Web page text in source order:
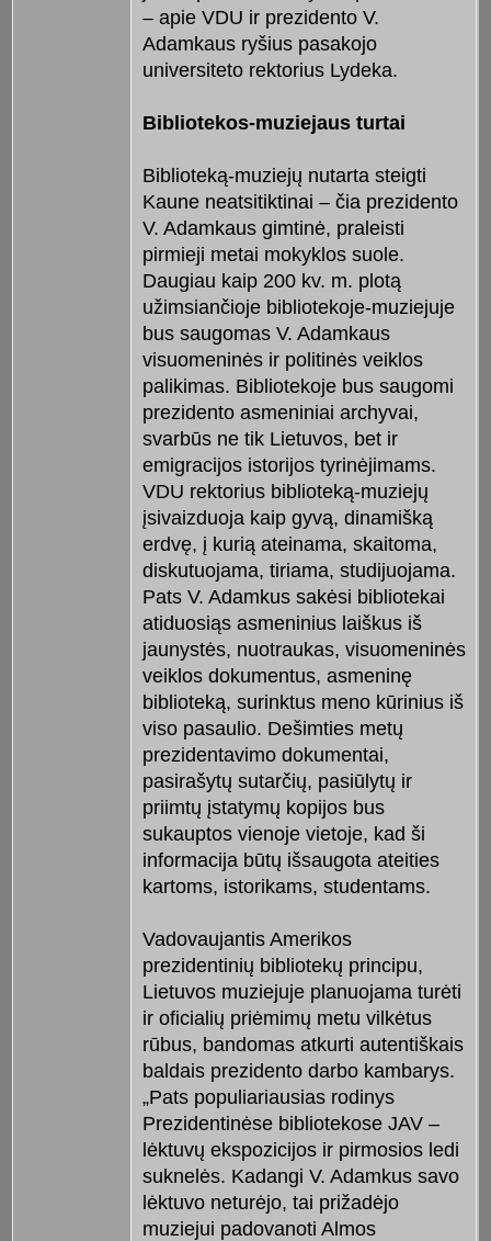
– apie VDU ir prezidento V.
Adamkaus ryšius pasakojo
universiteto rektorius Lydeka.
Bibliotekos-muziejaus turtai
Biblioteką-muziejų nutarta steigti
Kaune neatsitiktinai – čia prezidento
V. Adamkaus gimtinė, praleisti
pirmieji metai mokyklos suole.
Daugiau kaip 200 kv. m. plotą
užimsiančioje bibliotekoje-muziejuje
bus saugomas V. Adamkaus
visuomeninės ir politinės veiklos
palikimas. Bibliotekoje bus saugomi
prezidento asmeniniai archyvai,
svarbūs ne tik Lietuvos, bet ir
emigracijos istorijos tyrinėjimams.
VDU rektorius biblioteką-muziejų
įsivaizduoja kaip gyvą, dinamišką
erdvę, į kurią ateinama, skaitoma,
diskutuojama, tiriama, studijuojama.
Pats V. Adamkus sakėsi bibliotekai
atiduosiąs asmeninius laiškus iš
jaunystės, nuotraukas, visuomeninės
veiklos dokumentus, asmeninę
biblioteką, surinktus meno kūrinius iš
viso pasaulio. Dešimties metų
prezidentavimo dokumentai,
pasirašytų sutarčių, pasiūlytų ir
priimtų įstatymų kopijos bus
sukauptos vienoje vietoje, kad ši
informacija būtų išsaugota ateities
kartoms, istorikams, studentams.
Vadovaujantis Amerikos
prezidentinių bibliotekų principu,
Lietuvos muziejuje planuojama turėti
ir oficialių priėmimų metu vilkėtus
rūbus, bandomas atkurti autentiškais
baldais prezidento darbo kambarys.
„Pats populiariausias rodinys
Prezidentinėse bibliotekose JAV –
lėktuvų ekspozicijos ir pirmosios ledi
suknelės. Kadangi V. Adamkus savo
lėktuvo neturėjo, tai prižadėjo
muziejui padovanoti Almos